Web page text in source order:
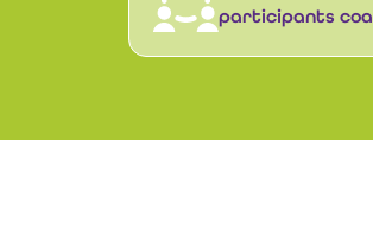
participants